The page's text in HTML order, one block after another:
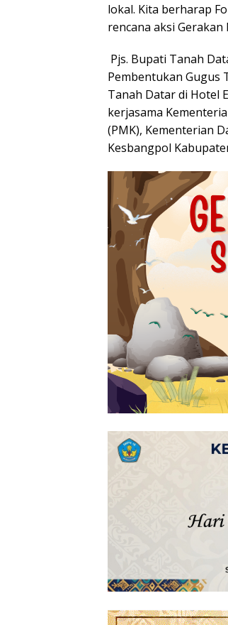
lokal. Kita berharap
rencana aksi
Pjs. Bupati Tanah
Pembentukan Gugus
Tanah Datar di Hotel
kerjasama
(PMK), Kementerian
Kesbangpol